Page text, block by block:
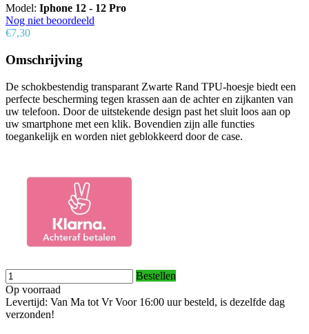
Model: Iphone 12 - 12 Pro
Nog niet beoordeeld
€7,30
Omschrijving
De schokbestendig transparant Zwarte Rand TPU-hoesje biedt een
perfecte bescherming tegen krassen aan de achter en zijkanten van
uw telefoon. Door de uitstekende design past het sluit loos aan op
uw smartphone met een klik. Bovendien zijn alle functies
toegankelijk en worden niet geblokkeerd door de case.
Bestellen
Op voorraad
Levertijd: Van Ma tot Vr Voor 16:00 uur besteld, is dezelfde dag
verzonden!